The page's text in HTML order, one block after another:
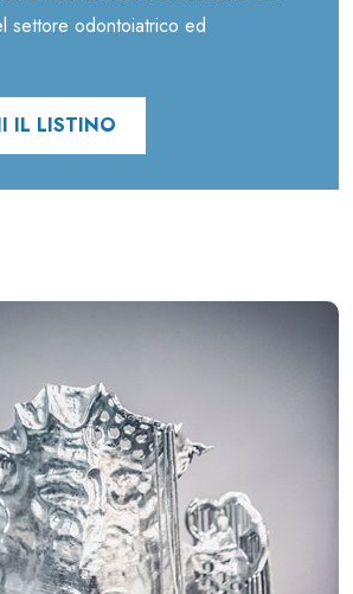
settore odontoiatrico ed
IL LISTINO